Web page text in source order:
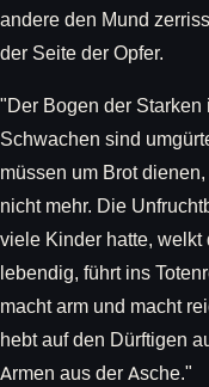
andere den Mund
der Seite der Opfer.
"Der Bogen der
Schwachen sind
müssen um Brot
nicht mehr. Die
viele Kinder hatte, welkt
lebendig, führt ins
macht arm und macht
hebt auf den Dürftigen
Armen aus der Asche."